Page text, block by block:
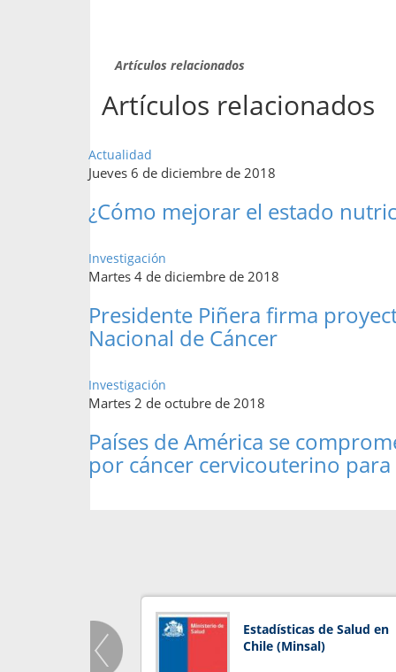
Artículos relacionados
Artículos relacionados
Actualidad
Jueves 6 de diciembre de 2018
¿Cómo mejorar el estado
Investigación
Martes 4 de diciembre de 2018
Presidente Piñera firma
Nacional de Cáncer
Investigación
Martes 2 de octubre de 2018
Países de América se
por cáncer cervicouterino para
Estadísticas de Salud en
Chile (Minsal)